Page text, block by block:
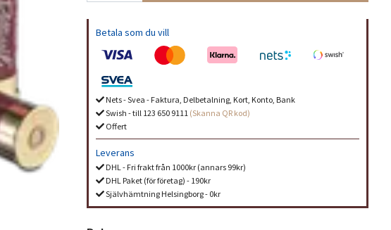
Betala som du vill
Nets - Svea - Faktura, Delbetalning, Kort, Konto, Bank
Swish - till 123 650 9111 (Skanna QR kod)
Offert
Leverans
DHL - Fri frakt från 1000kr (annars 99kr)
DHL Paket (för företag) - 190kr
Självhämtning Helsingborg - 0kr